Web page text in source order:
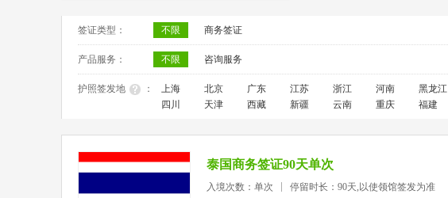
签证类型： 不限 商务签证
产品服务： 不限 咨询服务
护照签发地 ： 上海 北京 广东 江苏 浙江 河南 黑龙江
四川
天津 西藏 新疆 云南 重庆 福建
泰国商务签证90天单次
入境次数：单次
停留时长：90天,以使领馆签发为准